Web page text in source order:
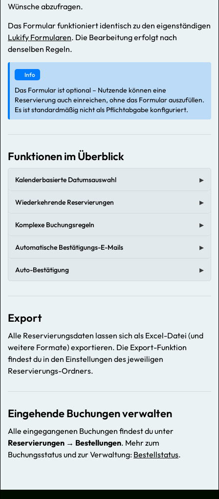
Wünsche abzufragen.
Das Formular funktioniert identisch zu den eigenständigen
Lukify Formularen. Die Bearbeitung erfolgt nach
denselben Regeln.
Info
Das Formular ist optional – Nutzende können eine
Reservierung auch einreichen, ohne das Formular auszufüllen.
Es ist standardmäßig nicht als Pflichtabgabe konfiguriert.
Funktionen im Überblick
Kalenderbasierte Datumsauswahl
Wiederkehrende Reservierungen
Komplexe Buchungsregeln
Automatische Bestätigungs-E-Mails
Auto-Bestätigung
Export
Alle Reservierungsdaten lassen sich als Excel-Datei (und
weitere Formate) exportieren. Die Export-Funktion
findest du in den Einstellungen des jeweiligen
Reservierungs-Ordners.
Eingehende Buchungen verwalten
Alle eingegangenen Buchungen findest du unter
Reservierungen → Bestellungen. Mehr zum
Buchungsstatus und zur Verwaltung: Bestellstatus.